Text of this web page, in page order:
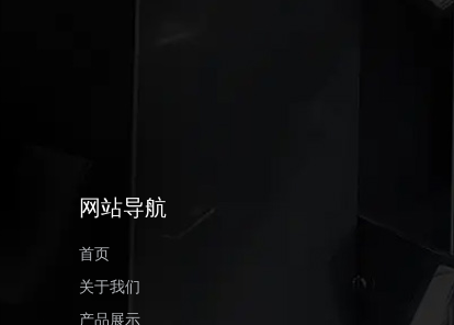
网站导航
首页
关于我们
产品展示